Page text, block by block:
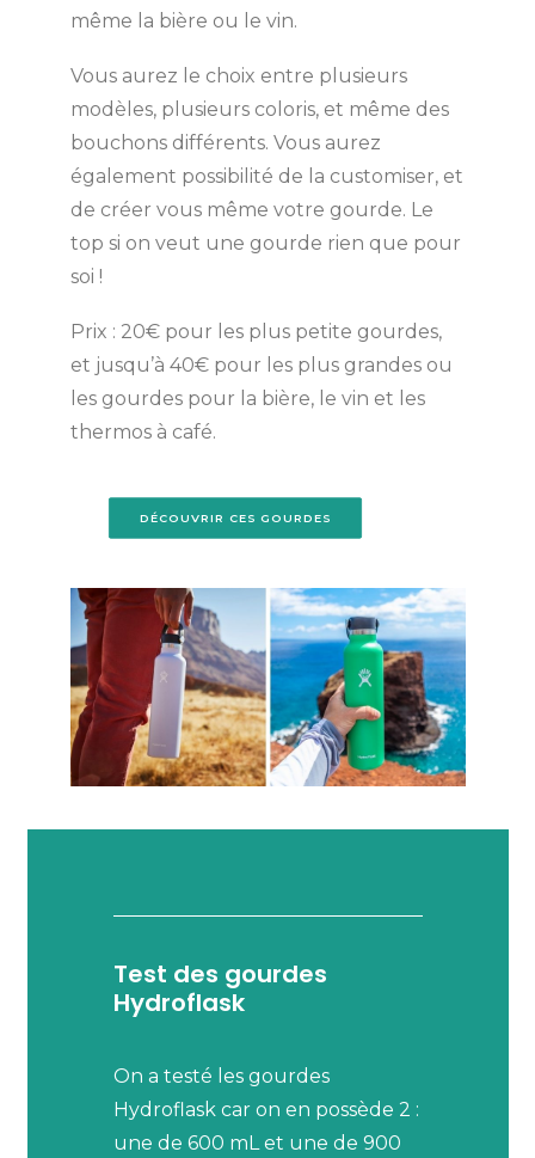
même la bière ou le vin.
Vous aurez le choix entre plusieurs
modèles, plusieurs coloris, et même des
bouchons différents. Vous aurez
également possibilité de la customiser, et
de créer vous même votre gourde. Le
top si on veut une gourde rien que pour
soi !
Prix : 20€ pour les plus petite gourdes,
et jusqu’à 40€ pour les plus grandes ou
les gourdes pour la bière, le vin et les
thermos à café.
DÉCOUVRIR CES GOURDES
Test des gourdes
Hydroflask
On a testé les gourdes
Hydroflask car on en possède 2 :
une de 600 mL et une de 900